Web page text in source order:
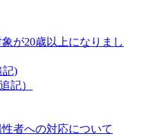
が20歳以上になりまし
記)
記）
者への対応について